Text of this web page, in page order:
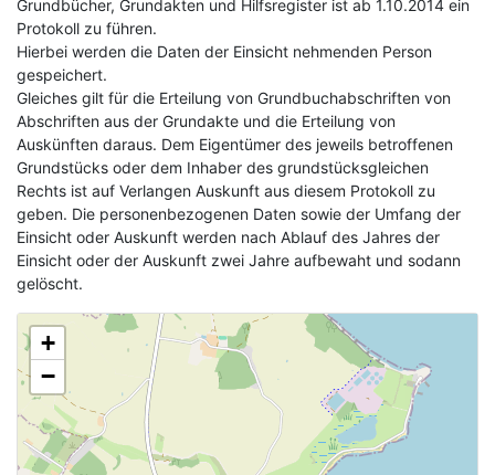
Grundbücher, Grundakten und Hilfsregister ist ab 1.10.2014 ein
Protokoll zu führen.
Hierbei werden die Daten der Einsicht nehmenden Person
gespeichert.
Gleiches gilt für die Erteilung von Grundbuchabschriften von
Abschriften aus der Grundakte und die Erteilung von
Auskünften daraus. Dem Eigentümer des jeweils betroffenen
Grundstücks oder dem Inhaber des grundstücksgleichen
Rechts ist auf Verlangen Auskunft aus diesem Protokoll zu
geben. Die personenbezogenen Daten sowie der Umfang der
Einsicht oder Auskunft werden nach Ablauf des Jahres der
Einsicht oder der Auskunft zwei Jahre aufbewaht und sodann
gelöscht.
+
−